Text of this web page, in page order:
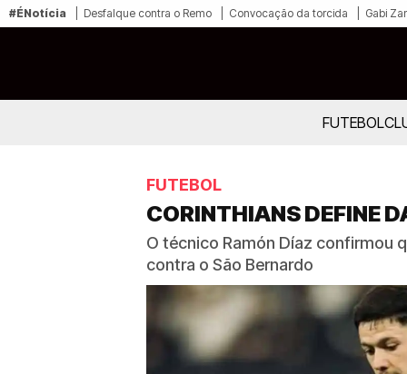
#ÉNotícia Desfalque contra o Remo Convocação da torcida Gabi
FUTEBOL
FUTEBOL
CORINTHIANS DEFINE
O técnico Ramón Díaz confirmou
contra o São Bernardo